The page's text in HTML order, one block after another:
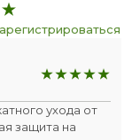
ухода от
защита на